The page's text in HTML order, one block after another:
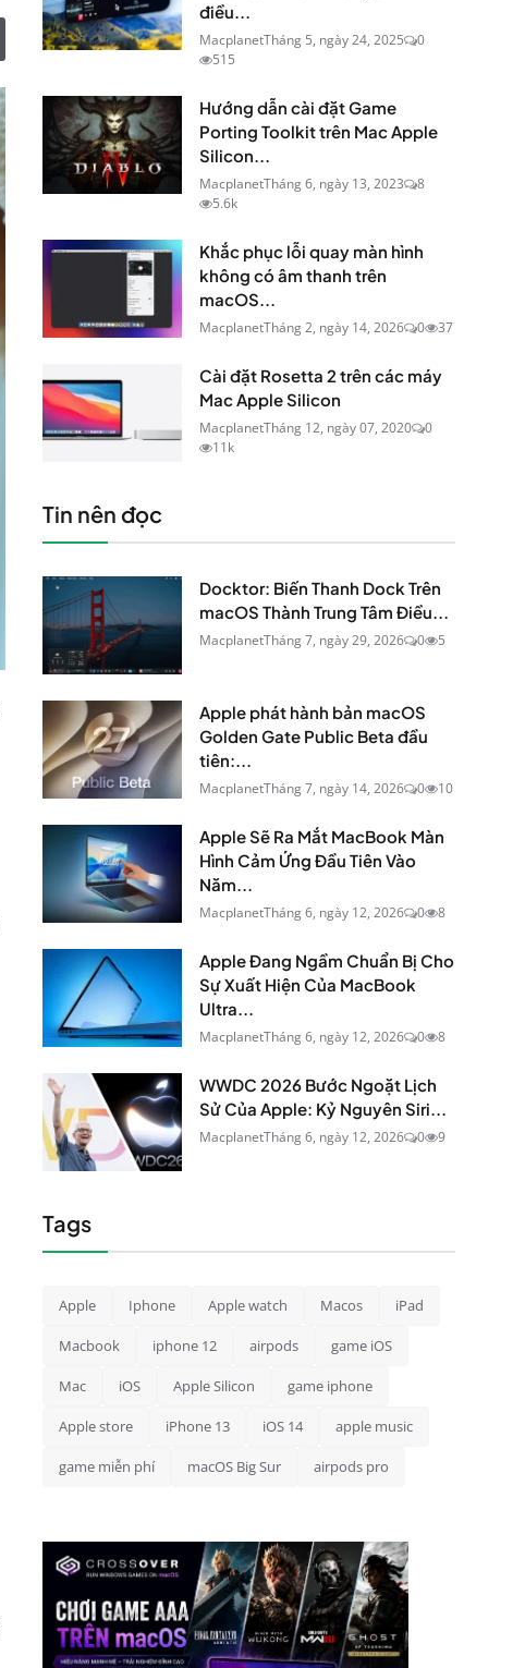
điều...
MacplanetTháng 5, ngày 24, 2025
0
515
Hướng dẫn cài đặt Game
Porting Toolkit trên Mac Apple
Silicon...
MacplanetTháng 6, ngày 13, 2023
8
5.6k
Khắc phục lỗi quay màn hình
không có âm thanh trên
macOS...
MacplanetTháng 2, ngày 14, 2026 0 37
Cài đặt Rosetta 2 trên các máy
Mac Apple Silicon
MacplanetTháng 12, ngày 07, 2020
0
11k
Tin nên đọc
Docktor: Biến Thanh Dock Trên
macOS Thành Trung Tâm Điều...
MacplanetTháng 7, ngày 29, 2026 0 5
Apple phát hành bản macOS
Golden Gate Public Beta đầu
tiên:...
MacplanetTháng 7, ngày 14, 2026 0 10
Apple Sẽ Ra Mắt MacBook Màn
Hình Cảm Ứng Đầu Tiên Vào
Năm...
MacplanetTháng 6, ngày 12, 2026 0 8
Apple Đang Ngầm Chuẩn Bị Cho
Sự Xuất Hiện Của MacBook
Ultra...
MacplanetTháng 6, ngày 12, 2026 0 8
WWDC 2026 Bước Ngoặt Lịch
Sử Của Apple: Kỷ Nguyên Siri...
MacplanetTháng 6, ngày 12, 2026 0 9
Tags
Apple Iphone Apple watch Macos iPad
Macbook iphone 12 airpods game iOS
Mac iOS Apple Silicon game iphone
Apple store iPhone 13 iOS 14 apple music
game miễn phí macOS Big Sur airpods pro